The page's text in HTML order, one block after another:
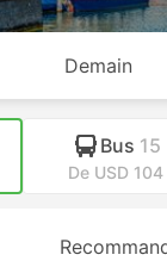
Demain
Bus 15
De USD 104